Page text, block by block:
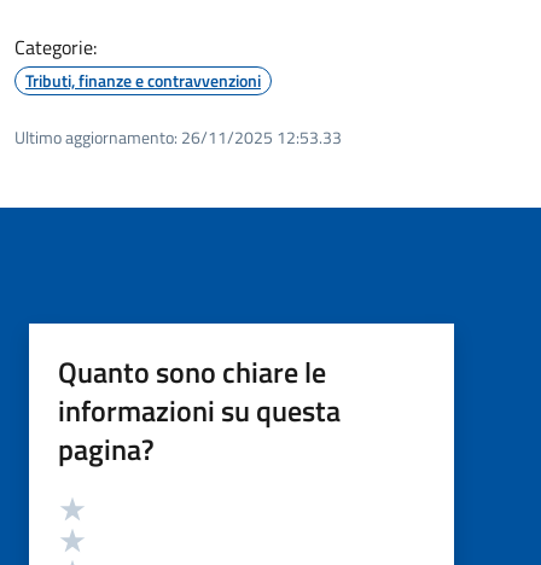
Categorie:
Tributi, finanze e contravvenzioni
Ultimo aggiornamento: 26/11/2025 12:53.33
Quanto sono chiare le
informazioni su questa
pagina?
Valutazione